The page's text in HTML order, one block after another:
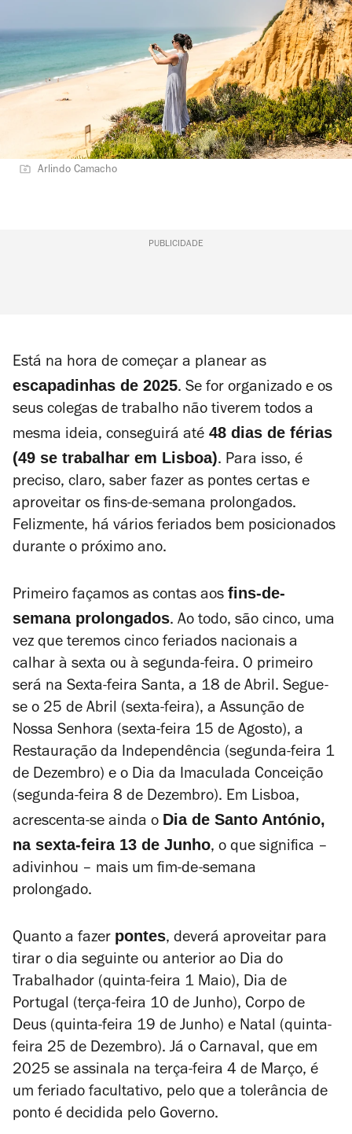
Arlindo Camacho
PUBLICIDADE
Está na hora de começar a planear as
escapadinhas de 2025. Se for organizado e os
seus colegas de trabalho não tiverem todos a
mesma ideia, conseguirá até 48 dias de férias
(49 se trabalhar em Lisboa). Para isso, é
preciso, claro, saber fazer as pontes certas e
aproveitar os fins-de-semana prolongados.
Felizmente, há vários feriados bem posicionados
durante o próximo ano.
Primeiro façamos as contas aos fins-de-
semana prolongados. Ao todo, são cinco, uma
vez que teremos cinco feriados nacionais a
calhar à sexta ou à segunda-feira. O primeiro
será na Sexta-feira Santa, a 18 de Abril. Segue-
se o 25 de Abril (sexta-feira), a Assunção de
Nossa Senhora (sexta-feira 15 de Agosto), a
Restauração da Independência (segunda-feira 1
de Dezembro) e o Dia da Imaculada Conceição
(segunda-feira 8 de Dezembro). Em Lisboa,
acrescenta-se ainda o Dia de Santo António,
na sexta-feira 13 de Junho, o que significa –
adivinhou – mais um fim-de-semana
prolongado.
Quanto a fazer pontes, deverá aproveitar para
tirar o dia seguinte ou anterior ao Dia do
Trabalhador (quinta-feira 1 Maio), Dia de
Portugal (terça-feira 10 de Junho), Corpo de
Deus (quinta-feira 19 de Junho) e Natal (quinta-
feira 25 de Dezembro). Já o Carnaval, que em
2025 se assinala na terça-feira 4 de Março, é
um feriado facultativo, pelo que a tolerância de
ponto é decidida pelo Governo.